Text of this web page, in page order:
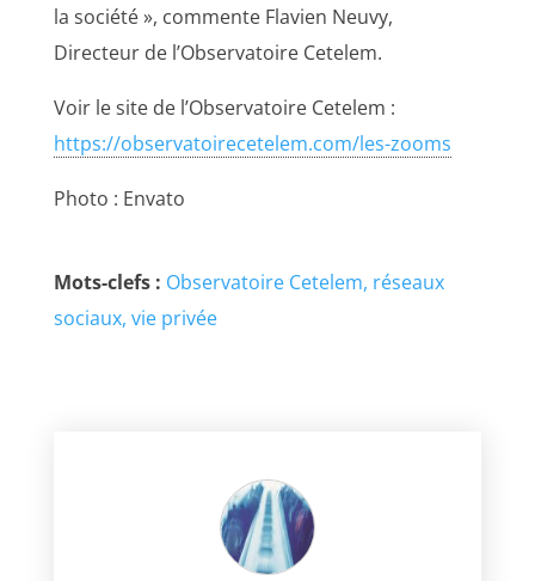
la société », commente Flavien Neuvy,
Directeur de l’Observatoire Cetelem.
Voir le site de l’Observatoire Cetelem :
https://observatoirecetelem.com/les-zooms
Photo : Envato
Mots-clefs : Observatoire Cetelem réseaux
sociaux vie privée